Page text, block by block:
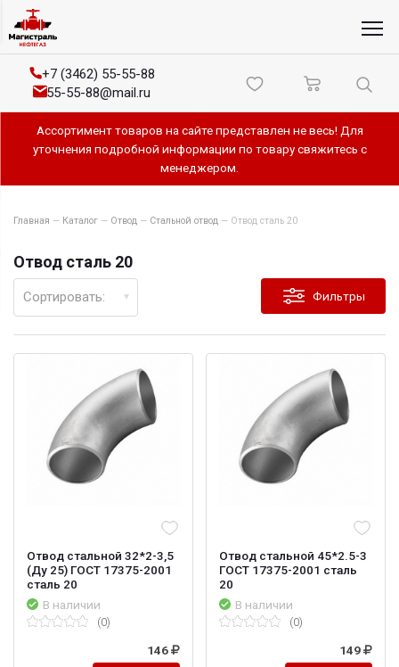
+7 (3462) 55-55-88
55-55-88@mail.ru
Ассортимент товаров на сайте представлен не весь! Для
уточнения подробной информации по товару свяжитесь с
менеджером.
Главная — Каталог — Отвод — Стальной отвод — Отвод сталь 20
Отвод сталь 20
Фильтры
Сортировать:
Отвод стальной 32*2-3,5
(Ду 25) ГОСТ 17375-2001
сталь 20
В наличии
(0)
146
Отвод стальной 45*2.5-3
ГОСТ 17375-2001 сталь
20
В наличии
(0)
149